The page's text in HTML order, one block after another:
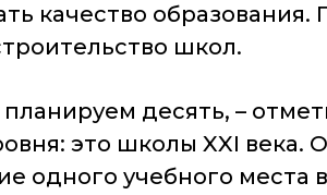
качество образования.
школ.
десять, –
это школы XXI
учебного места